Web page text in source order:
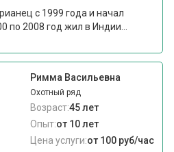
с 1999 года и начал
по 2008 год жил в Индии...
Римма Васильевна
Охотный ряд
Возраст:45 лет
Опыт:от 10 лет
Цена услуги:от 100 руб/час